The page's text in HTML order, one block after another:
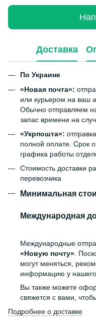
Доставка
По Украине
«Новая почта»:
или курьером на ваш
Обычно отправляем
запас времени на
«Укрпошта»:
полной оплате. Срок
графика работы
Стоимость доставки
перевозчика
Минимальная
Международная
Международные
«Новую почту» .
могут меняться,
информацию у
Вы также можете
свяжется с вами,
Подробнее о доставке